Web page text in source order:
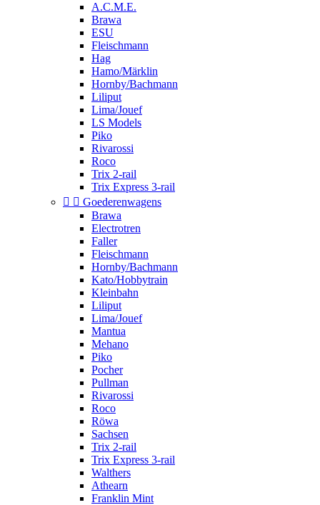
A.C.M.E.
Brawa
ESU
Fleischmann
Hag
Hamo/Märklin
Hornby/Bachmann
Liliput
Lima/Jouef
LS Models
Piko
Rivarossi
Roco
Trix 2-rail
Trix Express 3-rail
  Goederenwagens
Brawa
Electrotren
Faller
Fleischmann
Hornby/Bachmann
Kato/Hobbytrain
Kleinbahn
Liliput
Lima/Jouef
Mantua
Mehano
Piko
Pocher
Pullman
Rivarossi
Roco
Röwa
Sachsen
Trix 2-rail
Trix Express 3-rail
Walthers
Athearn
Franklin Mint